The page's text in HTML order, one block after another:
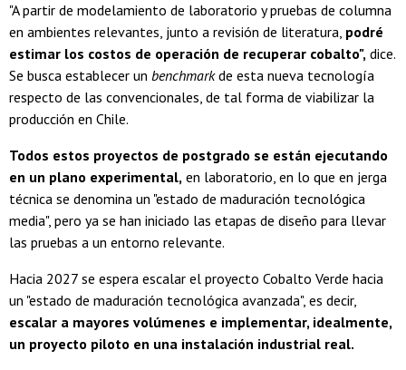
"A partir de modelamiento de laboratorio y pruebas de columna
en ambientes relevantes, junto a revisión de literatura, podré
estimar los costos de operación de recuperar cobalto", dice.
Se busca establecer un benchmarkde esta nueva tecnología
respecto de las convencionales, de tal forma de viabilizar la
producción en Chile.
Todos estos proyectos de postgrado se están ejecutando
en un plano experimental, en laboratorio, en lo que en jerga
técnica se denomina un "estado de maduración tecnológica
media", pero ya se han iniciado las etapas de diseño para llevar
las pruebas a un entorno relevante.
Hacia 2027 se espera escalar el proyecto Cobalto Verde hacia
un "estado de maduración tecnológica avanzada", es decir,
escalar a mayores volúmenes e implementar, idealmente,
un proyecto piloto en una instalación industrial real.